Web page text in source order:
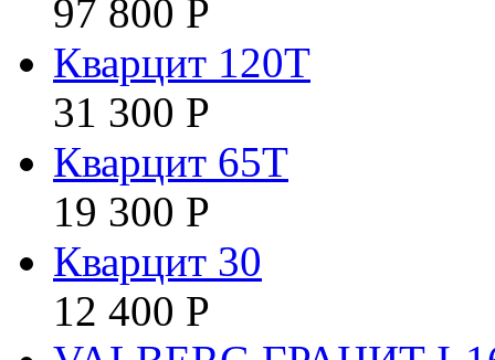
97 800 Р
Кварцит 120Т
31 300 Р
Кварцит 65Т
19 300 Р
Кварцит 30
12 400 Р